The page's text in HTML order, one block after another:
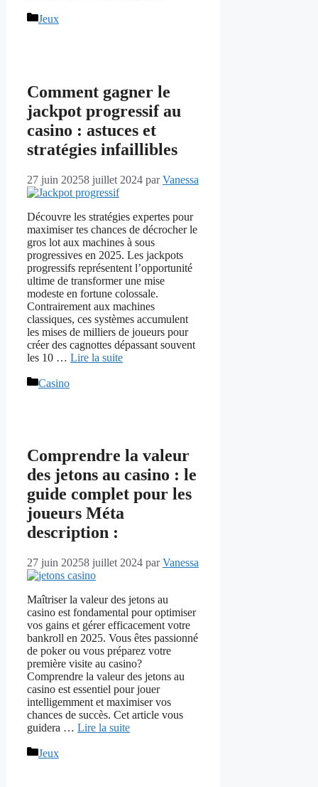
Catégories
Jeux
Comment gagner le
jackpot progressif au
casino : astuces et
stratégies infaillibles
27 juin 20258 juillet 2024 parVanessa
Découvre les stratégies expertes pour
maximiser tes chances de décrocher le
gros lot aux machines à sous
progressives en 2025. Les jackpots
progressifs représentent l’opportunité
ultime de transformer une mise
modeste en fortune colossale.
Contrairement aux machines
classiques, ces systèmes accumulent
les mises de milliers de joueurs pour
créer des cagnottes dépassant souvent
les 10 … Lire la suite
Catégories
Casino
Comprendre la valeur
des jetons au casino : le
guide complet pour les
joueurs Méta
description :
27 juin 20258 juillet 2024 parVanessa
Maîtriser la valeur des jetons au
casino est fondamental pour optimiser
vos gains et gérer efficacement votre
bankroll en 2025. Vous êtes passionné
de poker ou vous préparez votre
première visite au casino?
Comprendre la valeur des jetons au
casino est essentiel pour jouer
intelligemment et maximiser vos
chances de succès. Cet article vous
guidera … Lire la suite
Catégories
Jeux